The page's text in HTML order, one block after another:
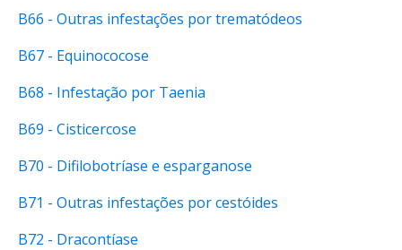
B66 - Outras infestações por trematódeos
B67 - Equinococose
B68 - Infestação por Taenia
B69 - Cisticercose
B70 - Difilobotríase e esparganose
B71 - Outras infestações por cestóides
B72 - Dracontíase